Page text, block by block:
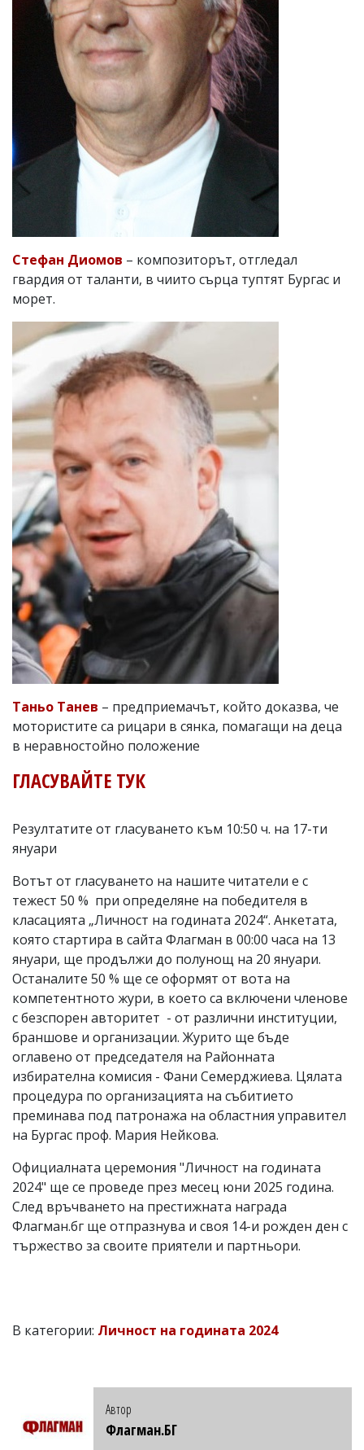
Стефан Диомов – композиторът, отгледал
гвардия от таланти, в чиито сърца туптят Бургас и
морет.
Таньо Танев – предприемачът, който доказва, че
мотористите са рицари в сянка, помагащи на деца
в неравностойно положение
ГЛАСУВАЙТЕ ТУК
Резултатите от гласуването към 10:50 ч. на 17-ти
януари
Вотът от гласуването на нашите читатели е с
тежест 50 % при определяне на победителя в
класацията „Личност на годината 2024“. Анкетата,
която стартира в сайта Флагман в 00:00 часа на 13
януари, ще продължи до полунощ на 20 януари.
Останалите 50 % ще се оформят от вота на
компетентното жури, в което са включени членове
с безспорен авторитет - от различни институции,
браншове и организации. Журито ще бъде
оглавено от председателя на Районната
избирателна комисия - Фани Семерджиева. Цялата
процедура по организацията на събитието
преминава под патронажа на областния управител
на Бургас проф. Мария Нейкова.
Официалната церемония "Личност на годината
2024" ще се проведе през месец юни 2025 година.
След връчването на престижната награда
Флагман.бг ще отпразнува и своя 14-и рожден ден с
тържество за своите приятели и партньори.
В категории: Личност на годината 2024
Автор
Флагман.БГ